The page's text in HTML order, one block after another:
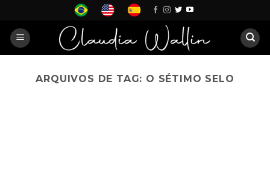
content
ARQUIVOS DE TAG: O SÉTIMO SELO